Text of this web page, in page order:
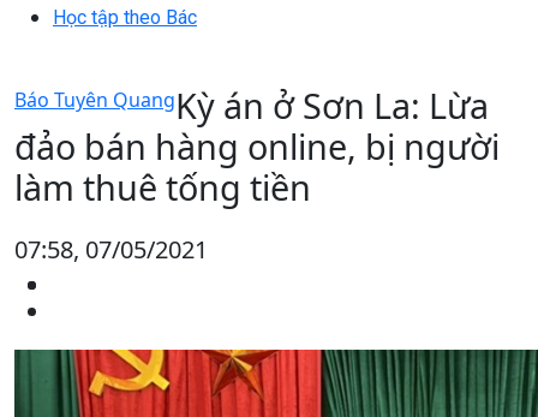
Học tập theo Bác
Báo Tuyên QuangKỳ án ở Sơn La: Lừa
đảo bán hàng online, bị người
làm thuê tống tiền
07:58, 07/05/2021